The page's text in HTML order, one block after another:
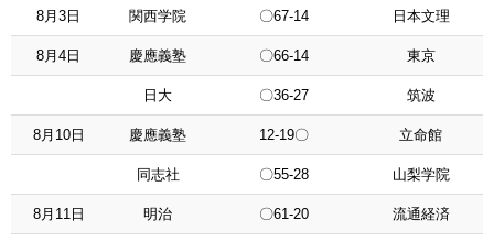
8月3日 関西学院 〇67-14 日本文理
8月4日 慶應義塾 〇66-14 東京
日大 〇36-27 筑波
8月10日 慶應義塾 12-19〇 立命館
同志社 〇55-28 山梨学院
8月11日 明治 〇61-20 流通経済